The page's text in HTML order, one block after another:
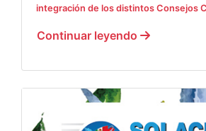
integración de los distintos Consejos
Continuar leyendo